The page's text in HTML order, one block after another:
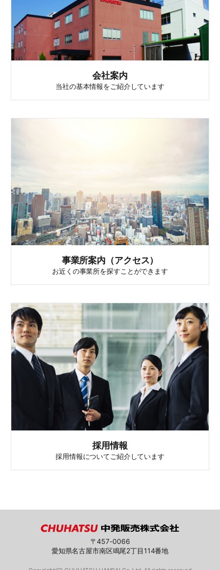
会社案内
当社の基本情報をご紹介しています
事業所案内（アクセス）
お近くの事業所を探すことができます
採用情報
採用情報についてご紹介しています
〒457-0066
愛知県名古屋市南区鳴尾2丁目114番地